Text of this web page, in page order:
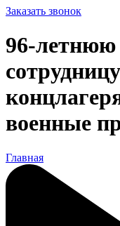
Заказать звонок
96-
военные
Главная